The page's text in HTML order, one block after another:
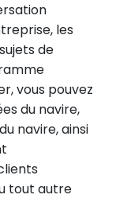
les
de
vous pouvez
du navire,
navire, ainsi
tout autre